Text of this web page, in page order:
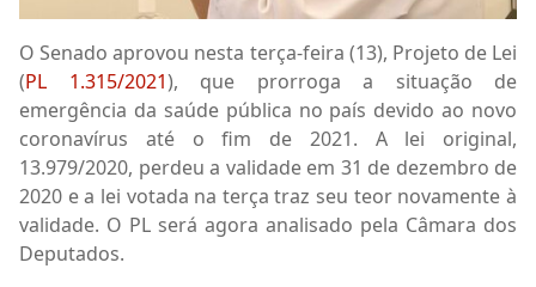
O Senado aprovou nesta terça-feira (13), Projeto de Lei
(PL 1.315/2021), que prorroga a situação de
emergência da saúde pública no país devido ao novo
coronavírus até o fim de 2021. A lei original,
13.979/2020, perdeu a validade em 31 de dezembro de
2020 e a lei votada na terça traz seu teor novamente à
validade. O PL será agora analisado pela Câmara dos
Deputados.